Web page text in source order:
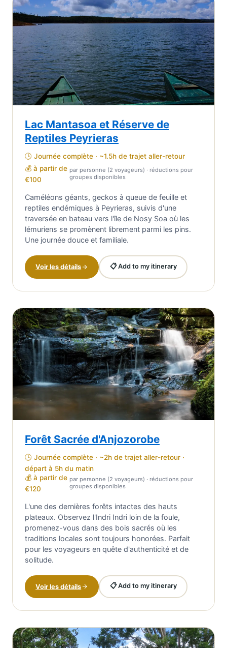
Lac Mantasoa et Réserve de
Reptiles Peyrieras
🕒 Journée complète · ~1.5h de trajet aller-retour
💰 à partir de
€100
par personne (2 voyageurs) · réductions pour
groupes disponibles
Caméléons géants, geckos à queue de feuille et
reptiles endémiques à Peyrieras, suivis d'une
traversée en bateau vers l'île de Nosy Soa où les
lémuriens se promènent librement parmi les pins.
Une journée douce et familiale.
Voir les détails 📋 Add to my itinerary
Forêt Sacrée d'Anjozorobe
🕒 Journée complète · ~2h de trajet aller-retour ·
départ à 5h du matin
💰 à partir de
€120
par personne (2 voyageurs) · réductions pour
groupes disponibles
L'une des dernières forêts intactes des hauts
plateaux. Observez l'Indri Indri loin de la foule,
promenez-vous dans des bois sacrés où les
traditions locales sont toujours honorées. Parfait
pour les voyageurs en quête d'authenticité et de
solitude.
Voir les détails 📋 Add to my itinerary